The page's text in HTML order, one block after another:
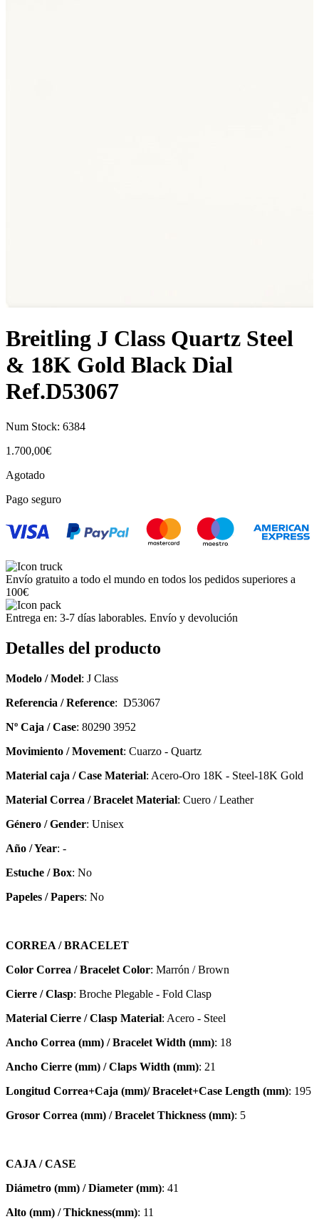
Breitling J Class Quartz Steel
& 18K Gold Black Dial
Ref.D53067
Num Stock: 6384
1.700,00€
Agotado
Pago seguro
Envío gratuito a todo el mundo en todos los pedidos superiores a
100€
Entrega en: 3-7 días laborables. Envío y devolución
Detalles del producto
Modelo / Model: J Class
Referencia / Reference: D53067
Nº Caja / Case: 80290 3952
Movimiento / Movement: Cuarzo - Quartz
Material caja / Case Material: Acero-Oro 18K - Steel-18K Gold
Material Correa / Bracelet Material: Cuero / Leather
Género / Gender: Unisex
Año / Year: -
Estuche / Box: No
Papeles / Papers: No
CORREA / BRACELET
Color Correa / Bracelet Color: Marrón / Brown
Cierre / Clasp: Broche Plegable - Fold Clasp
Material Cierre / Clasp Material: Acero - Steel
Ancho Correa (mm) / Bracelet Width (mm): 18
Ancho Cierre (mm) / Claps Width (mm): 21
Longitud Correa+Caja (mm)/ Bracelet+Case Length (mm): 195
Grosor Correa (mm) / Bracelet Thickness (mm): 5
CAJA / CASE
Diámetro (mm) / Diameter (mm): 41
Alto (mm) / Thickness(mm): 11